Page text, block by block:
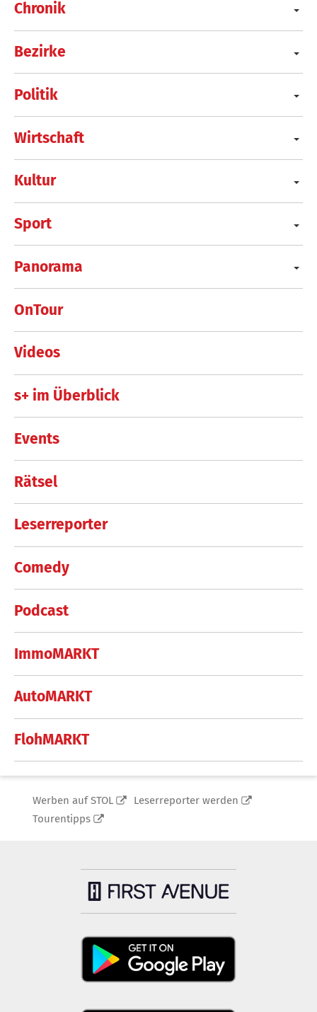
Chronik
Bezirke
Politik
Wirtschaft
Kultur
Sport
Panorama
OnTour
Videos
s+ im Überblick
Events
Rätsel
Leserreporter
Comedy
Podcast
ImmoMARKT
AutoMARKT
FlohMARKT
Werben auf STOL
Leserreporter werden
Tourentipps